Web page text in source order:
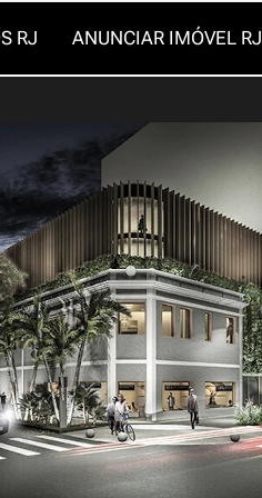
RJ ANUNCIAR IMÓVEL RJ